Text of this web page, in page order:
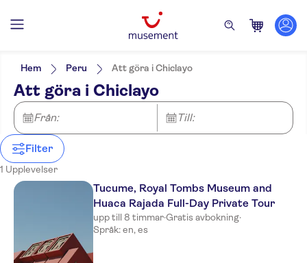
Filters
NO-PICKUP
Alternativ
Entréavgift ingår
Guidad rundtur
Måltid ingår
Elektronisk biljett
Gratis avbokning
Omedelbar bekräftelse
Attraktioner & guidade rundturer
Språk på utflykten
Hem Peru Att göra i Chiclayo
Att göra i Chiclayo
Från: Till:
Filter
1 Upplevelser
Tucume, Royal Tombs Museum and
Huaca Rajada Full-Day Private Tour
upp till 8 timmar·Gratis avbokning·
Språk: en, es